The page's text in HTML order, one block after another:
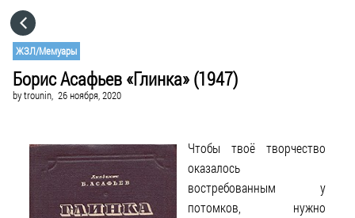
ЖЗЛ/Мемуары
Борис Асафьев «Глинка» (1947)
bytrounin, 26 ноября, 2020
Чтобы твоё творчество
оказалось
востребованным у
потомков, нужно
CATEGORIES
VISIT WEBSITE